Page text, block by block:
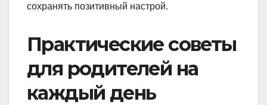
сохранять позитивный настрой.
Практические советы
для родителей на
каждый день